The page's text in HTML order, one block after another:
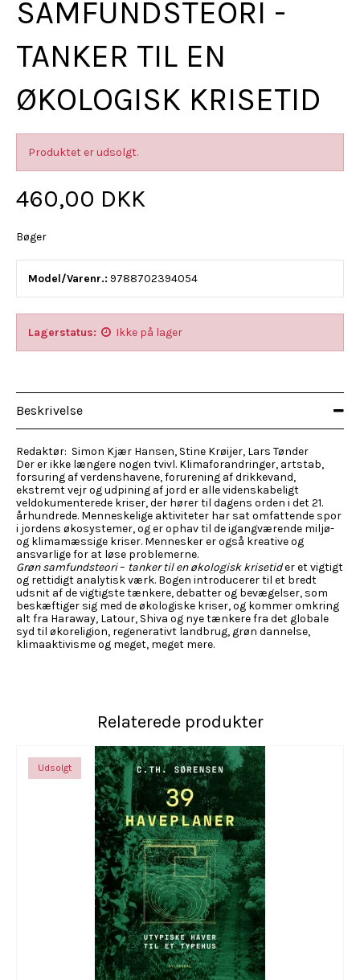
SAMFUNDSTEORI -
TANKER TIL EN
ØKOLOGISK KRISETID
Produktet er udsolgt.
460,00 DKK
Bøger
Model/Varenr.: 9788702394054
Lagerstatus: Ikke på lager
Beskrivelse
Redaktør: Simon Kjær Hansen, Stine Krøijer, Lars Tønder
Der er ikke længere nogen tvivl. Klimaforandringer, artstab,
forsuring af verdenshavene, forurening af drikkevand,
ekstremt vejr og udpining af jord er alle videnskabeligt
veldokumenterede kriser, der hører til dagens orden i det 21.
århundrede. Menneskelige aktiviteter har sat omfattende spor
i jordens økosystemer, og er ophav til de igangværende miljø-
og klimamæssige kriser. Mennesker er også kreative og
ansvarlige for at løse problemerne.
Grøn samfundsteori– tanker til en økologisk krisetider et vigtigt
og rettidigt analytisk værk. Bogen introducerer til et bredt
udsnit af de vigtigste tænkere, debatter og bevægelser, som
beskæftiger sig med de økologiske kriser, og kommer omkring
alt fra Haraway, Latour, Shiva og nye tænkere fra det globale
syd til økoreligion, regenerativt landbrug, grøn dannelse,
klimaaktivisme og meget, meget mere.
Relaterede produkter
Udsolgt